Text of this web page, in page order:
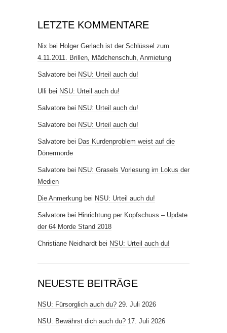
LETZTE KOMMENTARE
Nix bei Holger Gerlach ist der Schlüssel zum
4.11.2011. Brillen, Mädchenschuh, Anmietung
Salvatore bei NSU: Urteil auch du!
Ulli bei NSU: Urteil auch du!
Salvatore bei NSU: Urteil auch du!
Salvatore bei NSU: Urteil auch du!
Salvatore bei Das Kurdenproblem weist auf die
Dönermorde
Salvatore bei NSU: Grasels Vorlesung im Lokus der
Medien
Die Anmerkung bei NSU: Urteil auch du!
Salvatore bei Hinrichtung per Kopfschuss – Update
der 64 Morde Stand 2018
Christiane Neidhardt bei NSU: Urteil auch du!
NEUESTE BEITRÄGE
NSU: Fürsorglich auch du? 29. Juli 2026
NSU: Bewährst dich auch du? 17. Juli 2026